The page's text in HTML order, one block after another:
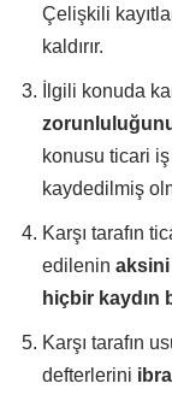
Çelişkili
kaldırır.
İlgili konuda
konusu ticari
kaydedilmiş
Karşı tarafın
edilenin
hiçbir kaydın
Karşı tarafın
defterlerini